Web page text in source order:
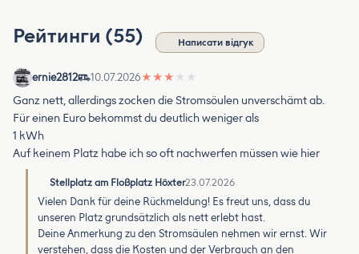
Рейтинги (55) Написати відгук
ernie2812 10.07.2026★ ★ ★ ★ ★
Ganz nett, allerdings zocken die Stromsöulen unverschämt ab.
Für einen Euro bekommst du deutlich weniger als
1 kWh
Auf keinem Platz habe ich so oft nachwerfen müssen wie hier
Stellplatz am Floßplatz Höxter23.07.2026
Vielen Dank für deine Rückmeldung! Es freut uns, dass du
unseren Platz grundsätzlich als nett erlebt hast.
Deine Anmerkung zu den Stromsäulen nehmen wir ernst. Wir
verstehen, dass die Kosten und der Verbrauch an den